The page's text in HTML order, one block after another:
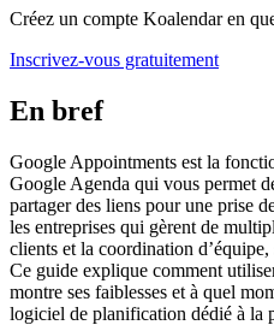
Créez un compte Koalendar en
Inscrivez-vous gratuitement
En bref
Google Appointments est la
Google Agenda qui vous permet
partager des liens pour une prise
les entreprises qui gèrent de
clients et la coordination
Ce guide explique comment
montre ses faiblesses et à quel
logiciel de planification dédié à la